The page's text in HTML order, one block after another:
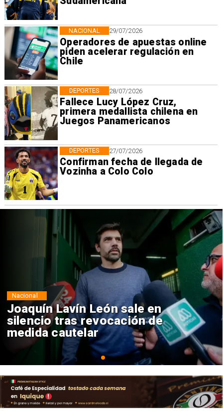
29/07/2026
Operadores de apuestas online
piden acelerar regulación en
Chile
NACIONAL
28/07/2026
Fallece Lucy López Cruz,
primera medallista chilena en
Juegos Panamericanos
DEPORTES
27/07/2026
Confirman fecha de llegada de
Vozinha a Colo Colo
DEPORTES
Chile y Venezuela formalizan
reinicio de relaciones
consulares
Nacional